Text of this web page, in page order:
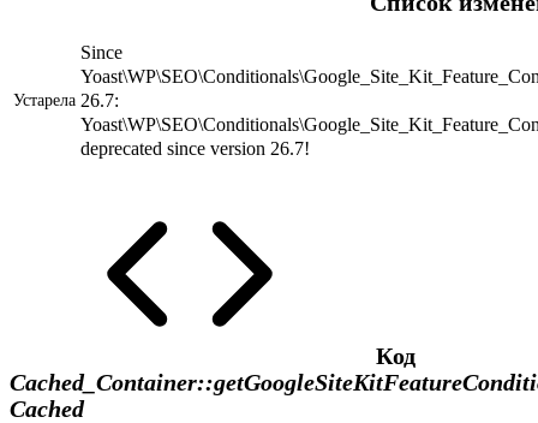
Устарела
Since
26.7:
deprecated since version 26.7!
Код
Cached